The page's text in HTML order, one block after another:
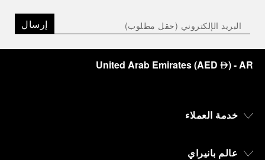
إرسال
United Arab Emirates(AED ⃃)- AR
خدمة العملاء
عالم بانيراي